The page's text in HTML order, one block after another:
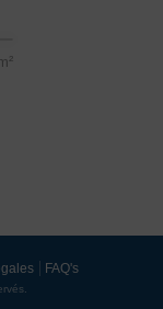
FAQ's